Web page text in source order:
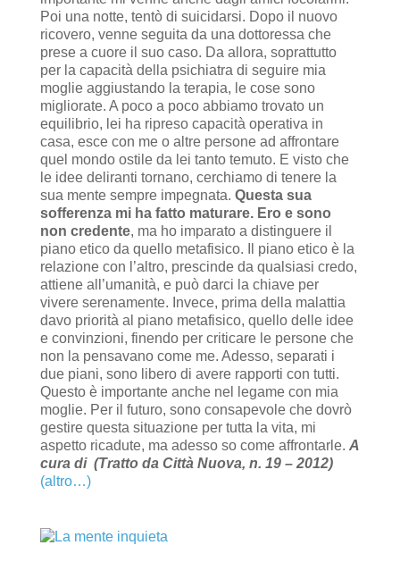
Poi una notte, tentò di suicidarsi. Dopo il nuovo
ricovero, venne seguita da una dottoressa che
prese a cuore il suo caso. Da allora, soprattutto
per la capacità della psichiatra di seguire mia
moglie aggiustando la terapia, le cose sono
migliorate. A poco a poco abbiamo trovato un
equilibrio, lei ha ripreso capacità operativa in
casa, esce con me o altre persone ad affrontare
quel mondo ostile da lei tanto temuto. E visto che
le idee deliranti tornano, cerchiamo di tenere la
sua mente sempre impegnata. Questa sua
sofferenza mi ha fatto maturare. Ero e sono
non credente, ma ho imparato a distinguere il
piano etico da quello metafisico. Il piano etico è la
relazione con l’altro, prescinde da qualsiasi credo,
attiene all’umanità, e può darci la chiave per
vivere serenamente. Invece, prima della malattia
davo priorità al piano metafisico, quello delle idee
e convinzioni, finendo per criticare le persone che
non la pensavano come me. Adesso, separati i
due piani, sono libero di avere rapporti con tutti.
Questo è importante anche nel legame con mia
moglie. Per il futuro, sono consapevole che dovrò
gestire questa situazione per tutta la vita, mi
aspetto ricadute, ma adesso so come affrontarle. A
cura di (Tratto da Città Nuova, n. 19 – 2012)
(altro…)